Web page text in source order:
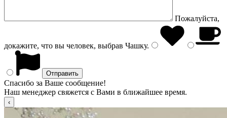
Пожалуйста,
докажите, что вы человек, выбрав Чашку.
Спасибо за Ваше сообщение!
Наш менеджер свяжется с Вами в ближайшее время.